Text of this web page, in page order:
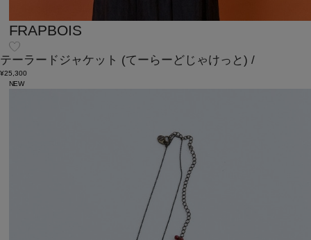
FRAPBOIS
テーラードジャケット (てーらーどじゃけっと) /
¥25,300
NEW